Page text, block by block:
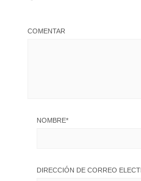
COMENTAR
NOMBRE*
DIRECCIÓN DE CORREO